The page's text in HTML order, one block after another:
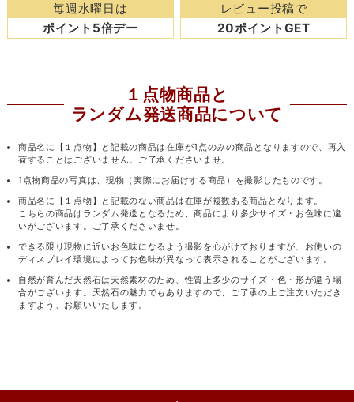
毎週水曜日は
ポイント5倍デー
レビュー投稿で
20ポイントGET
１点物商品と
ランダム発送商品について
商品名に【１点物】と記載の商品は在庫が1点のみの商品となりますので、再入
荷することはございません。ご了承くださいませ。
1点物商品の写真は、現物（実際にお届けする商品）を撮影したものです。
商品名に【１点物】と記載のない商品は在庫が複数ある商品となります。
こちらの商品はランダム発送となるため、商品により多少サイズ・お色味に違
いがございます。ご了承くださいませ。
できる限り現物に近いお色味になるよう撮影を心がけておりますが、お使いの
ディスプレイ環境によってお色味が異なって表示されることがございます。
自然が育んだ天然石は天然素材のため、性質上多少のサイズ・色・形が違う場
合がございます。天然石の魅力でもありますので、ご了承の上ご注文いただき
ますよう、お願いいたします。